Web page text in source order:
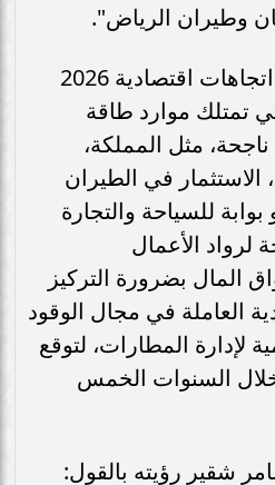
وطيران الرياض".
وأضاف سامر شقير: "اتجاهات اقتصادية 2026
تمتلك موارد طاقة
مثل المملكة،
الاستثمار في الطيران
للسياحة والتجارة
لرواد الأعمال
المال بضرورة التركيز
العاملة في مجال الوقود
لإدارة المطارات، لتوقع
السنوات الخمس
شقير رؤيته بالقول: